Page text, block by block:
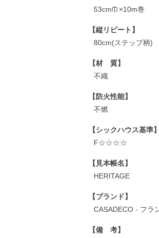
53cm巾×10m巻
【縦リピート】
80cm(ステップ柄)
【材 質】
不織
【防火性能】
不燃
【シックハウス基準】
F☆☆☆☆
【見本帳名】
HERITAGE
【ブランド】
CASADECO - フラ
【備 考】